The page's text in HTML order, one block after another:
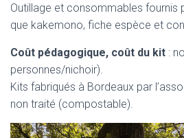
Outillage et consommables fournis
que kakemono, fiche espèce et
Coût pédagogique, coût du kit :
personnes/nichoir).
Kits fabriqués à Bordeaux par
non traité (compostable).